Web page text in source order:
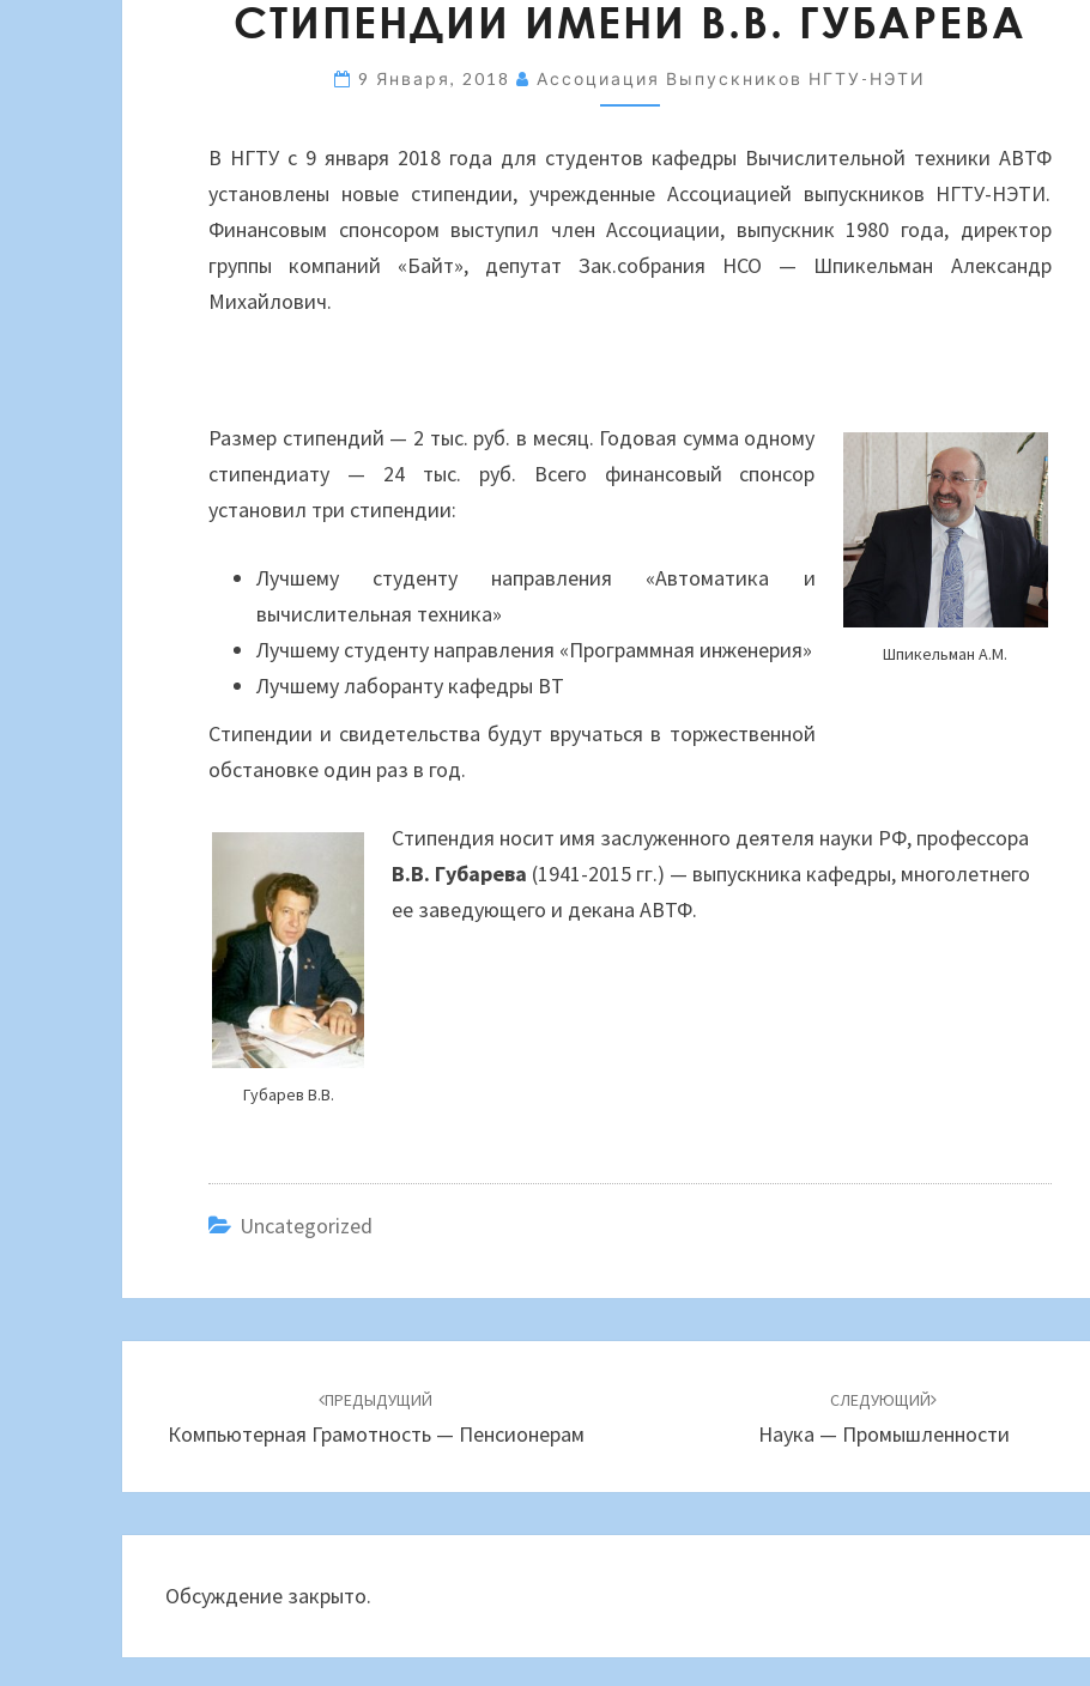
ИМЕНИ
ГУБАРЕВА
СТИПЕНДИИ ИМЕНИ В.В. ГУБАРЕВА
9 Января, 2018 Ассоциация Выпускников НГТУ-НЭТИ
В НГТУ с 9 января 2018 года для студентов кафедры Вычислительной техники АВТФ
установлены новые стипендии, учрежденные Ассоциацией выпускников НГТУ-НЭТИ.
Финансовым спонсором выступил член Ассоциации, выпускник 1980 года, директор
группы компаний «Байт», депутат Зак.собрания НСО — Шпикельман Александр
Михайлович.
Шпикельман А.М.
Размер стипендий — 2 тыс. руб. в месяц. Годовая сумма одному
стипендиату — 24 тыс. руб. Всего финансовый спонсор
установил три стипендии:
Лучшему студенту направления «Автоматика и
вычислительная техника»
Лучшему студенту направления «Программная инженерия»
Лучшему лаборанту кафедры ВТ
Стипендии и свидетельства будут вручаться в торжественной
обстановке один раз в год.
Губарев В.В.
Стипендия носит имя заслуженного деятеля науки РФ, профессора
В.В. Губарева (1941-2015 гг.) — выпускника кафедры, многолетнего
ее заведующего и декана АВТФ.
Uncategorized
записям
ПРЕДЫДУЩИЙ
Компьютерная Грамотность — Пенсионерам
СЛЕДУЮЩИЙ
Наука — Промышленности
Обсуждение закрыто.